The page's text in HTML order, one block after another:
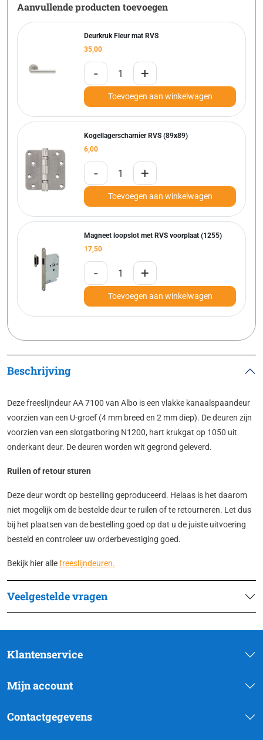
Aanvullende producten toevoegen
Deurkruk Fleur mat RVS
35,00
- +
Toevoegen aan winkelwagen
Kogellagerscharnier RVS (89x89)
6,00
- +
Toevoegen aan winkelwagen
Magneet loopslot met RVS voorplaat (1255)
17,50
- +
Toevoegen aan winkelwagen
Beschrijving
Deze freeslijndeur AA 7100 van Albo is een vlakke kanaalspaandeur
voorzien van een U-groef (4 mm breed en 2 mm diep). De deuren zijn
voorzien van een slotgatboring N1200, hart krukgat op 1050 uit
onderkant deur. De deuren worden wit gegrond geleverd.
Ruilen of retour sturen
Deze deur wordt op bestelling geproduceerd. Helaas is het daarom
niet mogelijk om de bestelde deur te ruilen of te retourneren. Let dus
bij het plaatsen van de bestelling goed op dat u de juiste uitvoering
besteld en controleer uw orderbevestiging goed.
Bekijk hier allefreeslijndeuren.
Veelgestelde vragen
Klantenservice
Mijn account
Contactgegevens